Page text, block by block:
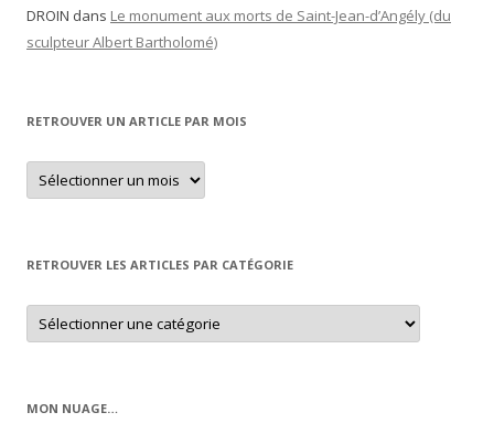
DROIN dans Le monument aux morts de Saint-Jean-d’Angély (du
sculpteur Albert Bartholomé)
RETROUVER UN ARTICLE PAR MOIS
Retrouver
un
article
RETROUVER LES ARTICLES PAR CATÉGORIE
Retrouver
les
articles
MON NUAGE…